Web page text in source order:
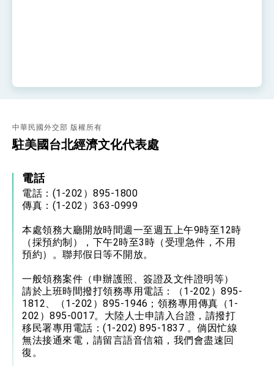
中華民國外交部 版權所有
駐美國台北經濟文化代表處
電話
電話：(1-202）895-1800
傳真：(1-202）363-0999
本處領務大廳開放時間週一至週五上午9時至12時
（採預約制），下午2時至3時（受理急件，不用
預約）。聯邦假日等不開放。
一般領務案件（申辦護照、簽證及文件證明等）
請於上班時間撥打領務專用電話：（1-202）895-
1812、（1-202）895-1946；領務專用傳真（1-
202）895-0017。大陸人士申請入台證，請撥打
移民署專用電話：(1-202) 895-1837 。倘因忙線
無法接通來電，請留言語音信箱，我們會盡速回
復。